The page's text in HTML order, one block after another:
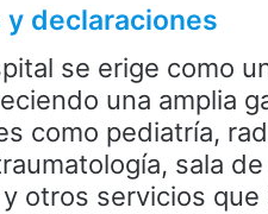
y declaraciones
se erige como
una amplia
como pediatría,
sala
otros servicios